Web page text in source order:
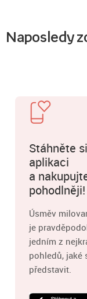
Naposledy
Stáhněte si
aplikaci
a
pohodlněji!
Úsměv
je
jedním z
pohledů, jaké
představit.